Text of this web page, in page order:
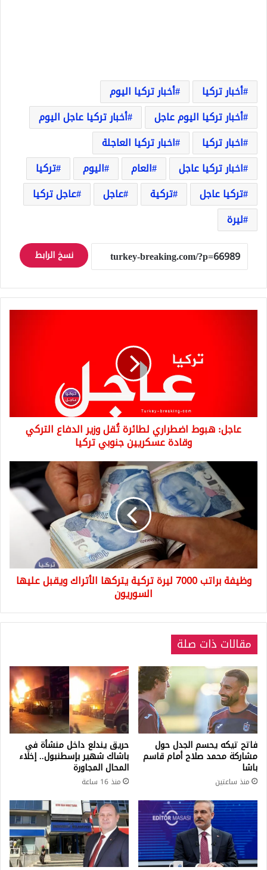
أخبار تركيا
أخبار تركيا اليوم
أخبار تركيا اليوم عاجل
أخبار تركيا عاجل اليوم
اخبار تركيا
اخبار تركيا العاجلة
اخبار تركيا عاجل
العام اليوم
تركيا
تركيا عاجل
تركية عاجل
عاجل تركيا
ليرة
نسخ الرابط
وقادة
عسكريين
عاجل: هبوط اضطراري لطائرة تُقل وزير الدفاع التركي
وقادة عسكريين جنوبي تركيا
وظيفة
يتركها
عليها
السوريون
وظيفة براتب 7000 ليرة تركية يتركها الأتراك ويقبل عليها
السوريون
مقالات ذات صلة
فاتح تيكه يحسم الجدل حول
مشاركة محمد صلاح أمام قاسم
باشا
منذ ساعتين
حريق يندلع داخل منشأة في
باشاك شهير بإسطنبول.. إخلاء
المحال المجاورة
منذ 16 ساعة